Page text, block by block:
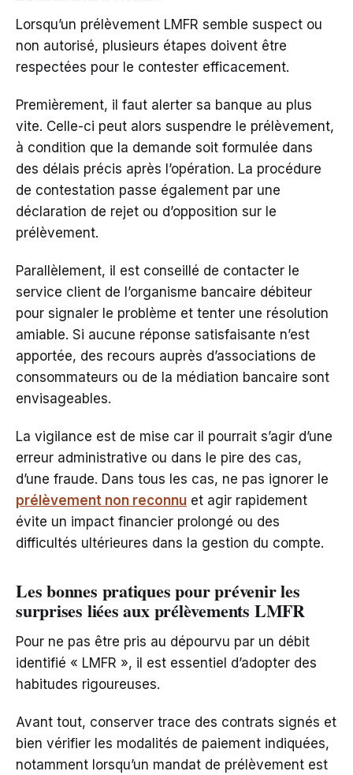
Lorsqu’un prélèvement LMFR semble suspect ou
non autorisé, plusieurs étapes doivent être
respectées pour le contester efficacement.
Premièrement, il faut alerter sa banque au plus
vite. Celle-ci peut alors suspendre le prélèvement,
à condition que la demande soit formulée dans
des délais précis après l’opération. La procédure
de contestation passe également par une
déclaration de rejet ou d’opposition sur le
prélèvement.
Parallèlement, il est conseillé de contacter le
service client de l’organisme bancaire débiteur
pour signaler le problème et tenter une résolution
amiable. Si aucune réponse satisfaisante n’est
apportée, des recours auprès d’associations de
consommateurs ou de la médiation bancaire sont
envisageables.
La vigilance est de mise car il pourrait s’agir d’une
erreur administrative ou dans le pire des cas,
d’une fraude. Dans tous les cas, ne pas ignorer le
prélèvement non reconnu et agir rapidement
évite un impact financier prolongé ou des
difficultés ultérieures dans la gestion du compte.
Les bonnes pratiques pour prévenir les
surprises liées aux prélèvements LMFR
Pour ne pas être pris au dépourvu par un débit
identifié « LMFR », il est essentiel d’adopter des
habitudes rigoureuses.
Avant tout, conserver trace des contrats signés et
bien vérifier les modalités de paiement indiquées,
notamment lorsqu’un mandat de prélèvement est